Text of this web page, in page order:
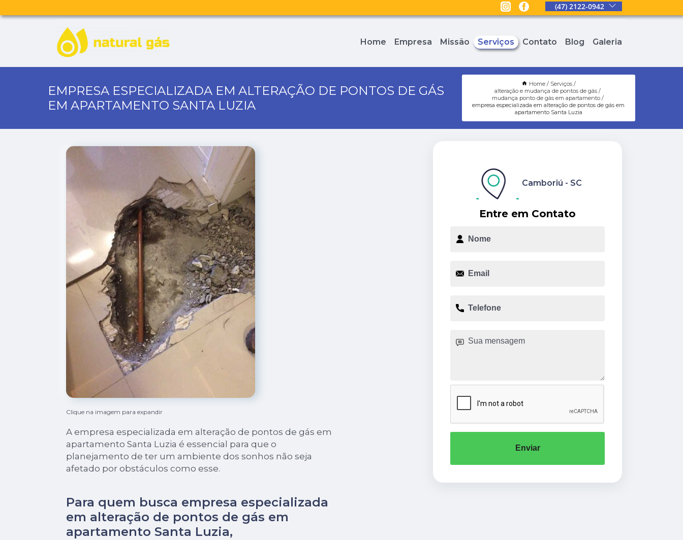
(47) 2122-0942
Home Empresa Missão Serviços Contato Blog Galeria
EMPRESA ESPECIALIZADA EM ALTERAÇÃO DE PONTOS DE GÁS
EM APARTAMENTO SANTA LUZIA
Home
Serviços
alteração e mudança de pontos de gás
mudança ponto de gás em apartamento
empresa especializada em alteração de pontos de gás em
apartamento Santa Luzia
Clique na imagem para expandir
A empresa especializada em alteração de pontos de gás em
apartamento Santa Luzia é essencial para que o
planejamento de ter um ambiente dos sonhos não seja
afetado por obstáculos como esse.
Para quem busca empresa especializada
em alteração de pontos de gás em
apartamento Santa Luzia,
Entre em Contato
Camboriú - SC
Enviar